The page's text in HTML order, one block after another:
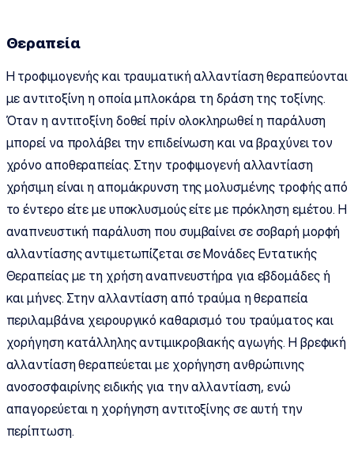
Θεραπεία
Η τροφιμογενής και τραυματική αλλαντίαση θεραπεύονται
με αντιτοξίνη η οποία μπλοκάρει τη δράση της τοξίνης.
Όταν η αντιτοξίνη δοθεί πρίν ολοκληρωθεί η παράλυση
μπορεί να προλάβει την επιδείνωση και να βραχύνει τον
χρόνο αποθεραπείας. Στην τροφιμογενή αλλαντίαση
χρήσιμη είναι η απομάκρυνση της μολυσμένης τροφής από
το έντερο είτε με υποκλυσμούς είτε με πρόκληση εμέτου. Η
αναπνευστική παράλυση που συμβαίνει σε σοβαρή μορφή
αλλαντίασης αντιμετωπίζεται σε Μονάδες Εντατικής
Θεραπείας με τη χρήση αναπνευστήρα για εβδομάδες ή
και μήνες. Στην αλλαντίαση από τραύμα η θεραπεία
περιλαμβάνει χειρουργικό καθαρισμό του τραύματος και
χορήγηση κατάλληλης αντιμικροβιακής αγωγής. Η βρεφική
αλλαντίαση θεραπεύεται με χορήγηση ανθρώπινης
ανοσοσφαιρίνης ειδικής για την αλλαντίαση, ενώ
απαγορεύεται η χορήγηση αντιτοξίνης σε αυτή την
περίπτωση.